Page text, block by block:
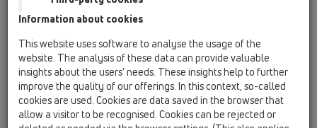
virtuális geometriai modellje a számítógéppel megjeleníthető.
A BIM alkalmazás használható az épület tervezésekor és
üzemeltetéskor is.
Milyen ötlet áll e-mögött?
Az épület különböző tervrajzain kívül az építési termékekről,
építési termék-csoportokról tárolt adatok is elérhetőek. A
Information about cookies
This website uses software to analyse the usage of the
website. The analysis of these data can provide valuable
insights about the users’ needs. These insights help to further
improve the quality of our offerings. In this context, so-called
cookies are used. Cookies are data saved in the browser that
allow a visitor to be recognised. Cookies can be rejected or